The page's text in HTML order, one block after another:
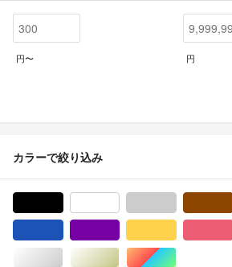
円〜 円
カラーで絞り込み
シルバー/銀色系ゴールド/金色系マルチカラー